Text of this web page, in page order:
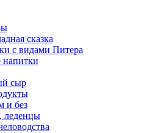
сказка
с видами Питера
напитки
сыр
и без
леденцы